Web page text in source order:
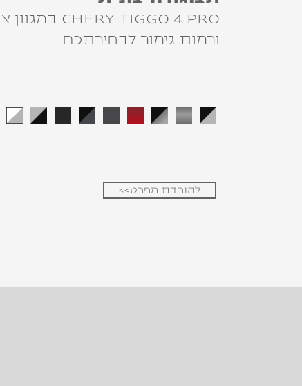
CHERY TIGGO 4 PRO במגוון צבעים
ורמות גימור לבחירתכם
להורדת מפרט>>